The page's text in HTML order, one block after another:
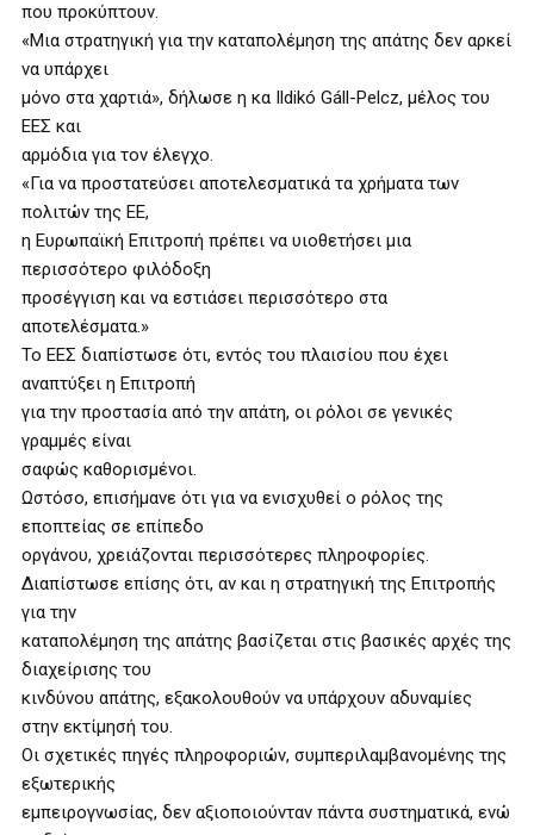
που προκύπτουν.
«Μια στρατηγική για την καταπολέμηση της απάτης δεν αρκεί
να υπάρχει
μόνο στα χαρτιά», δήλωσε η κα Ildikó Gáll-Pelcz, μέλος του
ΕΕΣ και
αρμόδια για τον έλεγχο.
«Για να προστατεύσει αποτελεσματικά τα χρήματα των
πολιτών της ΕΕ,
η Ευρωπαϊκή Επιτροπή πρέπει να υιοθετήσει μια
περισσότερο φιλόδοξη
προσέγγιση και να εστιάσει περισσότερο στα
αποτελέσματα.»
Το ΕΕΣ διαπίστωσε ότι, εντός του πλαισίου που έχει
αναπτύξει η Επιτροπή
για την προστασία από την απάτη, οι ρόλοι σε γενικές
γραμμές είναι
σαφώς καθορισμένοι.
Ωστόσο, επισήμανε ότι για να ενισχυθεί ο ρόλος της
εποπτείας σε επίπεδο
οργάνου, χρειάζονται περισσότερες πληροφορίες.
Διαπίστωσε επίσης ότι, αν και η στρατηγική της Επιτροπής
για την
καταπολέμηση της απάτης βασίζεται στις βασικές αρχές της
διαχείρισης του
κινδύνου απάτης, εξακολουθούν να υπάρχουν αδυναμίες
στην εκτίμησή του.
Οι σχετικές πηγές πληροφοριών, συμπεριλαμβανομένης της
εξωτερικής
εμπειρογνωσίας, δεν αξιοποιούνταν πάντα συστηματικά, ενώ